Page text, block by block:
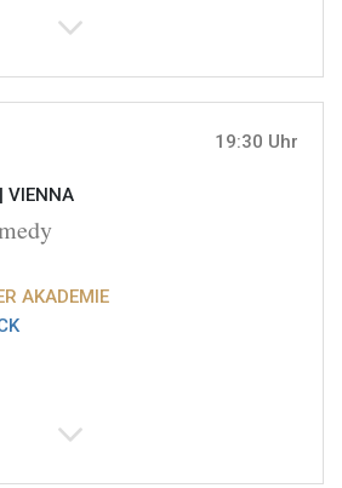
19:30 Uhr
VIENNA
AKADEMIE